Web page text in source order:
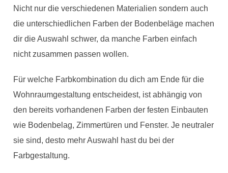
Nicht nur die verschiedenen Materialien sondern auch
die unterschiedlichen Farben der Bodenbeläge machen
dir die Auswahl schwer, da manche Farben einfach
nicht zusammen passen wollen.
Für welche Farbkombination du dich am Ende für die
Wohnraumgestaltung entscheidest, ist abhängig von
den bereits vorhandenen Farben der festen Einbauten
wie Bodenbelag, Zimmertüren und Fenster. Je neutraler
sie sind, desto mehr Auswahl hast du bei der
Farbgestaltung.